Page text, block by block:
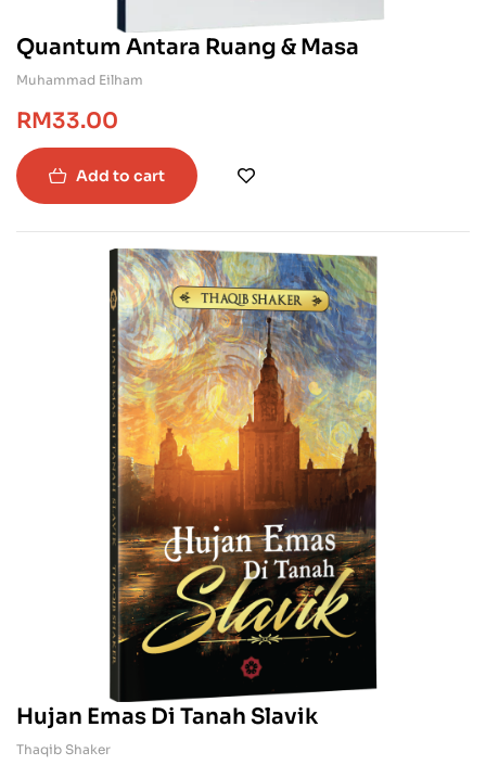
Quantum Antara Ruang & Masa
Muhammad Eilham
RM33.00
Add to cart
Hujan Emas Di Tanah Slavik
Thaqib Shaker